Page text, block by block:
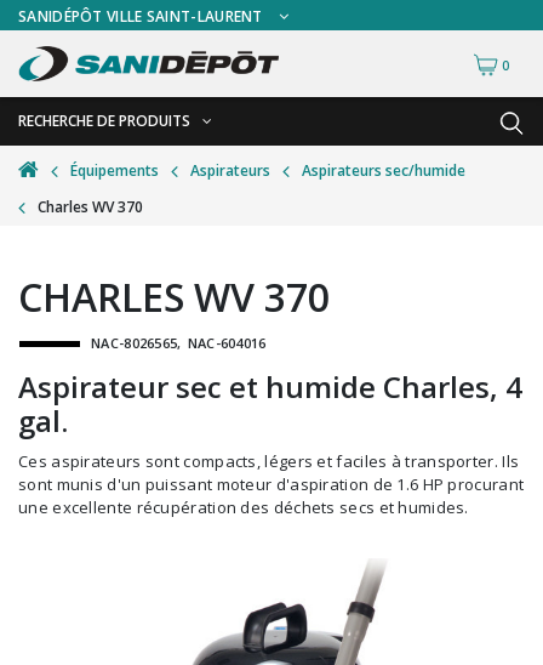
SANIDÉPÔT VILLE SAINT-LAURENT
0
RECHERCHE DE PRODUITS
RETOUR
Accessoires de sécurité
Accessoires pour le lavage de mur
Accessoires pour salles de bain
Alimentaire
Autres accessoires
Balais et porte-poussières
Bouteilles et vaporisateurs
Chariots et manutention
RETOUR
Gants
Plexiglas
Signalisations
Test de diagnostic
Thermomètre
Vêtements de sécurité
Équipements Aspirateurs
Aspirateurs sec/humide
Charles WV 370
CHARLES WV 370
NAC-8026565 NAC-604016
Aspirateur sec et humide Charles, 4
gal.
Ces aspirateurs sont compacts, légers et faciles à transporter. Ils
sont munis d'un puissant moteur d'aspiration de 1.6 HP procurant
une excellente récupération des déchets secs et humides.